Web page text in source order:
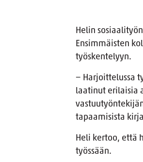
Helin
Ensimmäisten
työskentelyyn.
− Harjoittelussa
laatinut erilaisia
tapaamisista
Heli kertoo, että
työssään.